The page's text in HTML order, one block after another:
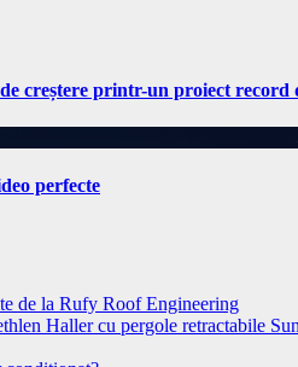
creștere printr-un proiect
perfecte
de la Rufy Roof Engineering